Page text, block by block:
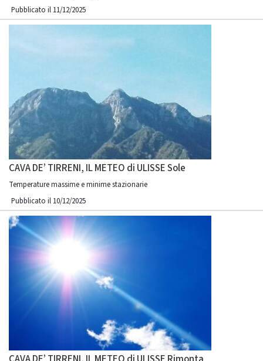
Pubblicato il 11/12/2025
CAVA DE’ TIRRENI, IL METEO di ULISSE Sole
Temperature massime e minime stazionarie
Pubblicato il 10/12/2025